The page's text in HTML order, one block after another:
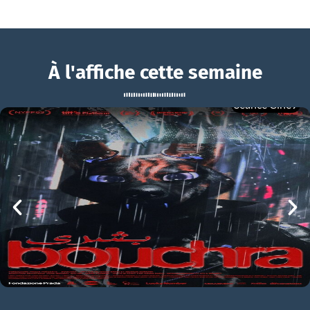
Peacock
Peacock Bande-annonce VO STFR
À l'affiche cette semaine
BOUCHRA
mer 05/08
21h00